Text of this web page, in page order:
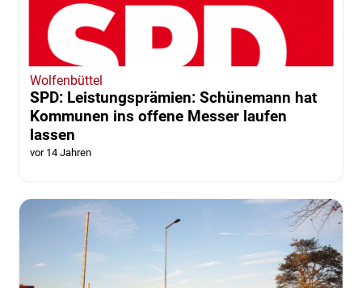
Wolfenbüttel
SPD: Leistungsprämien: Schünemann hat
Kommunen ins offene Messer laufen
lassen
vor 14 Jahren